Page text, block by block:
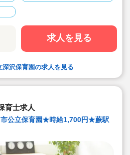
求人を見る
深沢保育園の求人を見る
育士求人
公立保育園★時給1,700円★蕨駅